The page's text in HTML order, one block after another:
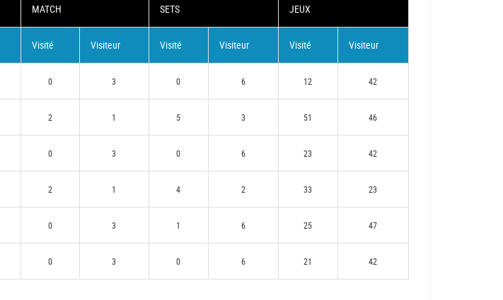
MATCH SETS JEUX
Visité Visiteur Visité Visiteur Visité Visiteur
0 3 0 6 12 42
2 1 5 3 51 46
0 3 0 6 23 42
2 1 4 2 33 23
0 3 1 6 25 47
0 3 0 6 21 42